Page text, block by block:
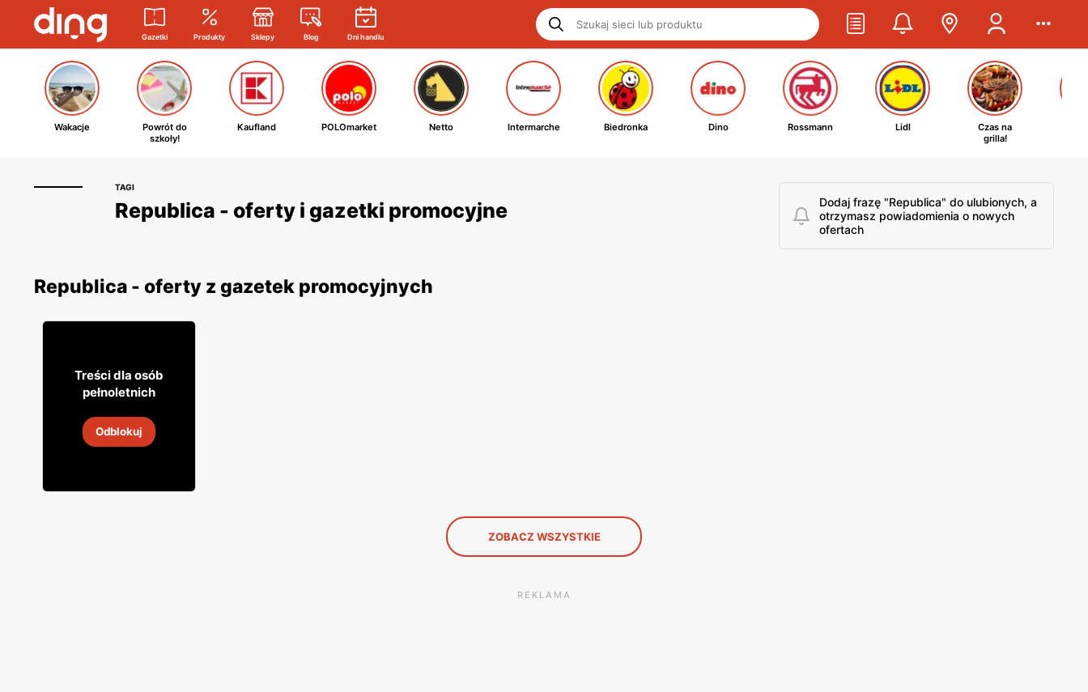
Gazetki Produkty Sklepy Blog Dni handlu
Wakacje
Powrót do
szkoły!
Kaufland POLOmarket Netto Intermarche Biedronka Dino Rossmann Lidl
Czas na
grilla!
TAGI
Republica - oferty i gazetki promocyjne
Dodaj frazę "Republica" do ulubionych, a
otrzymasz powiadomienia o nowych
ofertach
Republica - oferty z gazetek promocyjnych
39 99
-31 sie 2026
Treści dla osób
pełnoletnich
Odblokuj
ZOBACZ WSZYSTKIE
REKLAMA